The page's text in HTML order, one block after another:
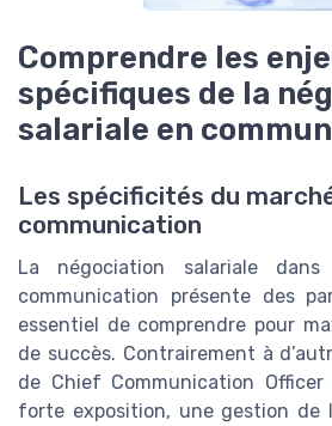
Comprendre les
spécifiques de la
salariale en
Les spécificités du
communication
La négociation salariale
communication présente des
essentiel de comprendre pour
de succès. Contrairement à
de Chief Communication Officer
forte exposition, une gestion de